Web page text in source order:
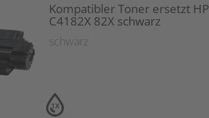
1X
Kompatibler Toner ersetzt HP
C4182X 82X schwarz
schwarz